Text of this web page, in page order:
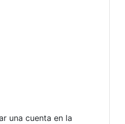
una cuenta en la